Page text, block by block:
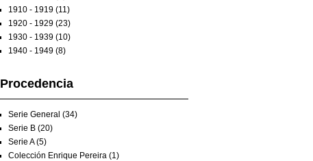
1910 - 1919 (11)
1920 - 1929 (23)
1930 - 1939 (10)
1940 - 1949 (8)
Procedencia
Serie General (34)
Serie B (20)
Serie A (5)
Colección Enrique Pereira (1)